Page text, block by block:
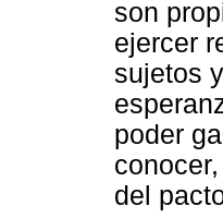
son
ejercer
sujetos
poder
del